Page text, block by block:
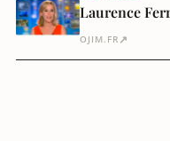
Laurence
OJIM.FR ↗